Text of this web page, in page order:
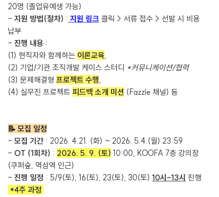
20명 (졸업유예생 가능)
- 지원 방법(절차) : 지원 링크 클릭 > 서류 접수 > 선발 시 비용
납부
- 진행 내용 :
(1) 현직자와 함께하는 이론교육,
(2) 기업/기관 조직개발 케이스 스터디 *커뮤니케이션/협력
(3) 문제해결형 프로젝트 수행,
(4) 실무진 프로젝트 피드백 소개 미션 (Fazzle 채널) 등
📝 모집 일정
- 모집 기간 : 2026. 4.21. (화) ~ 2026. 5.4.(월) 23:59
- OT (1회차) : 2026. 5. 9. (토) 10:00, KOOFA 7층 강의장
(쿠퍼숲, 역삼역 인근)
- 진행 일정 : 5/9(토), 16(토), 23(토), 30(토) 10시-13시 진행
*4주 과정